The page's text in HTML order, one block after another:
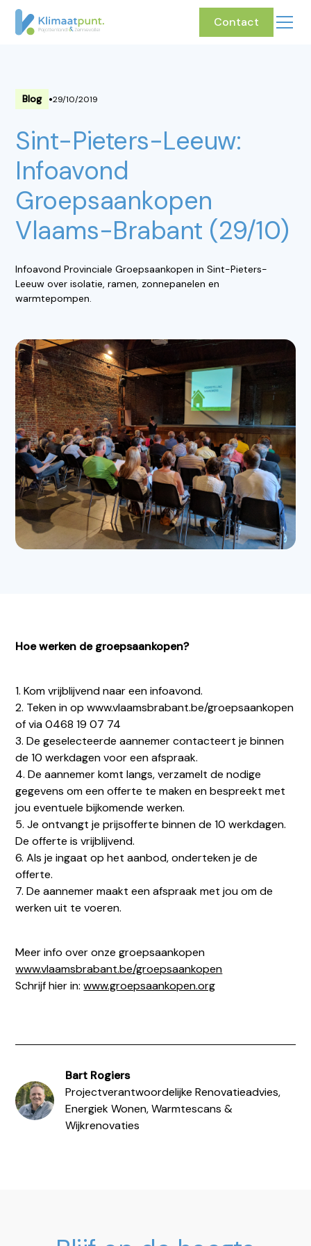
Contact
Blog •29/10/2019
Sint-Pieters-Leeuw:
Infoavond
Groepsaankopen
Vlaams-Brabant (29/10)
Infoavond Provinciale Groepsaankopen in Sint-Pieters-
Leeuw over isolatie, ramen, zonnepanelen en
warmtepompen.
Hoe werken de groepsaankopen?
1. Kom vrijblijvend naar een infoavond.
2. Teken in op www.vlaamsbrabant.be/groepsaankopen
of via 0468 19 07 74
3. De geselecteerde aannemer contacteert je binnen
de 10 werkdagen voor een afspraak.
4. De aannemer komt langs, verzamelt de nodige
gegevens om een offerte te maken en bespreekt met
jou eventuele bijkomende werken.
5. Je ontvangt je prijsofferte binnen de 10 werkdagen.
De offerte is vrijblijvend.
6. Als je ingaat op het aanbod, onderteken je de
offerte.
7. De aannemer maakt een afspraak met jou om de
werken uit te voeren.
Meer info over onze groepsaankopen
www.vlaamsbrabant.be/groepsaankopen
Schrijf hier in:www.groepsaankopen.org
Bart Rogiers
Projectverantwoordelijke Renovatieadvies,
Energiek Wonen, Warmtescans &
Wijkrenovaties